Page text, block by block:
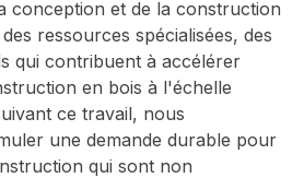
conception et de la construction
ressources spécialisées, des
qui contribuent à accélérer
en bois à l'échelle
ce travail, nous
une demande durable pour
qui sont non